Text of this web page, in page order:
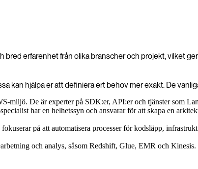
bred erfarenhet från olika branscher och projekt, vilket
kan hjälpa er att definiera ert behov mer exakt. De
miljö. De är experter på SDK:er, API:er och tjänster som
har en helhetssyn och ansvarar för att skapa en
på att automatisera processer för kodsläpp,
och analys, såsom Redshift, Glue, EMR och